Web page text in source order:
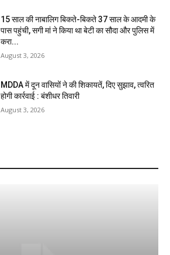
15 साल की नाबालिग बिकते-बिकते 37 साल के आदमी के
पास पहुंची, सगी मां ने किया था बेटी का सौदा और पुलिस में
करा...
August 3, 2026
MDDA में दून वासियों ने की शिकायतें, दिए सुझाव, त्वरित
होगी कार्रवाई : बंशीधर तिवारी
August 3, 2026